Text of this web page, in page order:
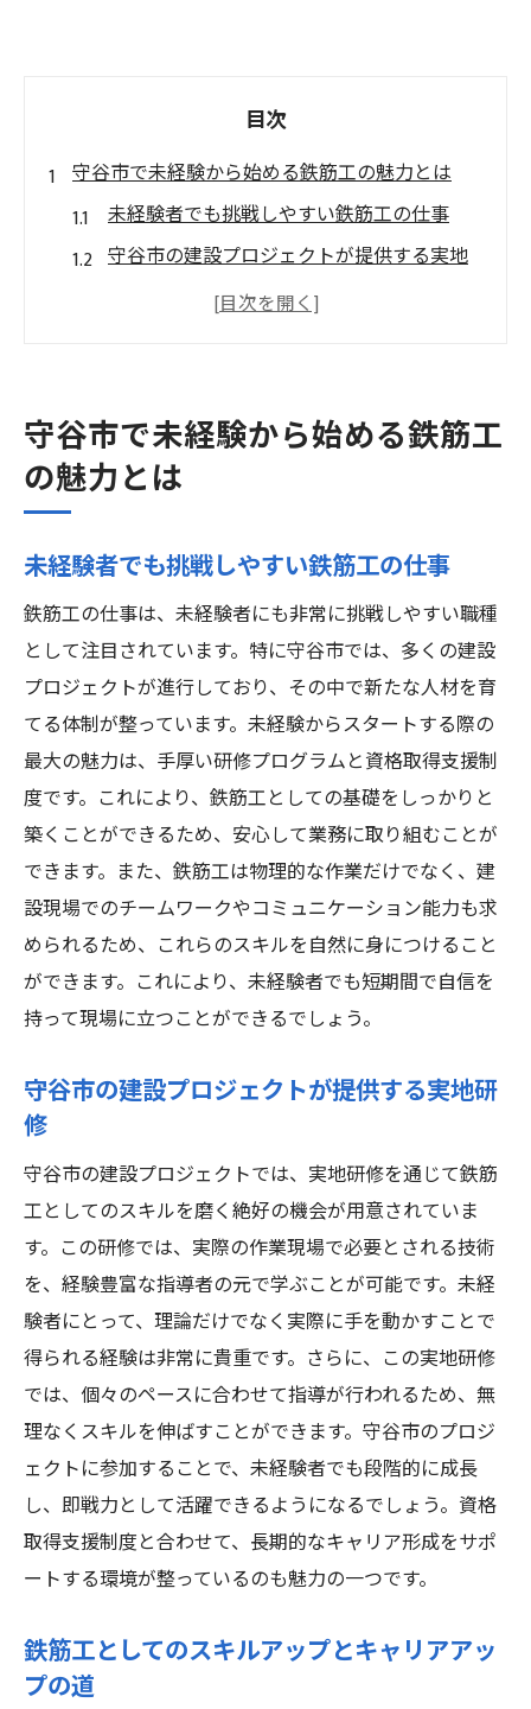
目次
守谷市で未経験から始める鉄筋工の魅力とは
未経験者でも挑戦しやすい鉄筋工の仕事
守谷市の建設プロジェクトが提供する実地
安定した職場環境で成長をサポートする取
り組み
鉄筋工の経験がもたらす未来の可能性
未経験でも安心！守谷市で鉄筋工のキャリアを
スタート
守谷市で未経験者向けに整備されたサポー
ト体制
初めての方でも安心して働ける職場環境
資格取得支援制度を活用してキャリアを築
く
鉄筋工としての成長を促す教育プログラム
未経験からプロへ、第一歩を踏み出すため
に
守谷市で安心して始める鉄筋工の仕事
鉄筋工未経験者が守谷市で成功するためのステ
未経験から成功するための具体的なステッ
守谷市での実地経験が成功への鍵
鉄筋工としてのスキル獲得のポイント
未経験者が守谷市で活躍するための心構え
成功に必要なサポートを活用する方法
鉄筋工のプロフェッショナルを目指して
守谷市の鉄筋工業界で未経験者が活躍する理由
未経験者を歓迎する魅力的な職場環境
多様なプロジェクトで実践的なスキルを獲
得
守谷市での鉄筋工の需要とキャリアチャン
ス
守谷市での経験がもたらす長期的なキャリ
守谷市で未経験から始める鉄筋工
の魅力とは
未経験者でも挑戦しやすい鉄筋工の仕事
鉄筋工の仕事は、未経験者にも非常に挑戦しやすい職種
として注目されています。特に守谷市では、多くの建設
プロジェクトが進行しており、その中で新たな人材を育
てる体制が整っています。未経験からスタートする際の
最大の魅力は、手厚い研修プログラムと資格取得支援制
度です。これにより、鉄筋工としての基礎をしっかりと
築くことができるため、安心して業務に取り組むことが
できます。また、鉄筋工は物理的な作業だけでなく、建
設現場でのチームワークやコミュニケーション能力も求
められるため、これらのスキルを自然に身につけること
ができます。これにより、未経験者でも短期間で自信を
持って現場に立つことができるでしょう。
守谷市の建設プロジェクトが提供する実地研
修
守谷市の建設プロジェクトでは、実地研修を通じて鉄筋
工としてのスキルを磨く絶好の機会が用意されていま
す。この研修では、実際の作業現場で必要とされる技術
を、経験豊富な指導者の元で学ぶことが可能です。未経
験者にとって、理論だけでなく実際に手を動かすことで
得られる経験は非常に貴重です。さらに、この実地研修
では、個々のペースに合わせて指導が行われるため、無
理なくスキルを伸ばすことができます。守谷市のプロジ
ェクトに参加することで、未経験者でも段階的に成長
し、即戦力として活躍できるようになるでしょう。資格
取得支援制度と合わせて、長期的なキャリア形成をサポ
ートする環境が整っているのも魅力の一つです。
鉄筋工としてのスキルアップとキャリアアッ
プの道